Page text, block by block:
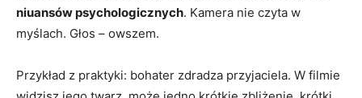
niuansów psychologicznych. Kamera nie czyta w
myślach. Głos – owszem.
Przykład z praktyki: bohater zdradza przyjaciela. W filmie